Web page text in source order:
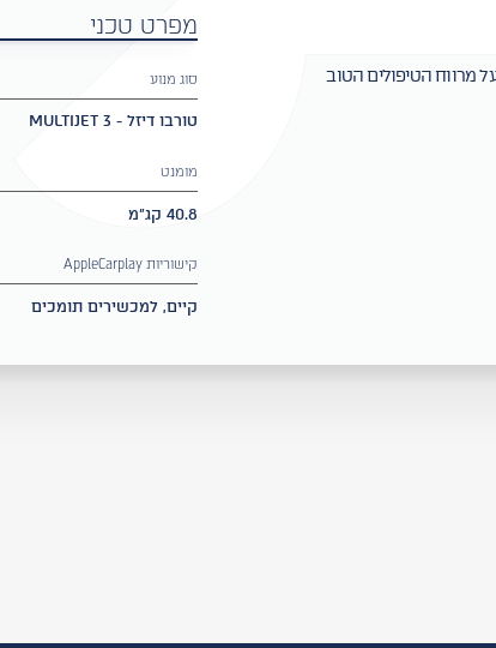
מרווח הטיפולים הטוב
מפרט טכני
סוג מנוע
טורבו דיזל - 3 MULTIJET
מומנט
40.8 קג"מ
קישוריות AppleCarplay
קיים, למכשירים תומכים